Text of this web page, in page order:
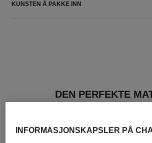
KUNSTEN Å PAKKE INN
DEN PERFEKTE
INFORMASJONSKAPSLER PÅ